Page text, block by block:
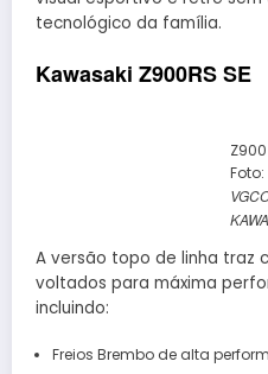
tecnológico da família.
Kawasaki Z900RS SE
Z900
Foto:
A versão topo de linha traz
voltados para máxima
incluindo:
Freios Brembo de alta